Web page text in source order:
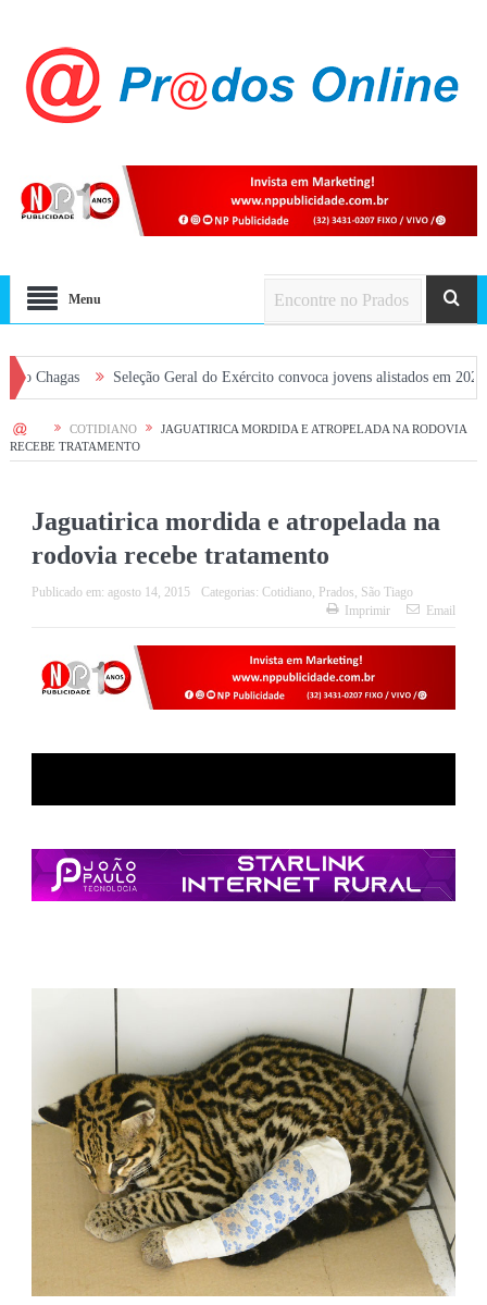
Menu
Seleção Geral do Exército convoca jovens alistados em 2026 em
HOME COTIDIANO
JAGUATIRICA MORDIDA E ATROPELADA NA RODOVIA
RECEBE TRATAMENTO
Jaguatirica mordida e atropelada na
rodovia recebe tratamento
Publicado em: agosto 14, 2015 Categorias: Cotidiano, Prados, São Tiago
Imprimir
Email